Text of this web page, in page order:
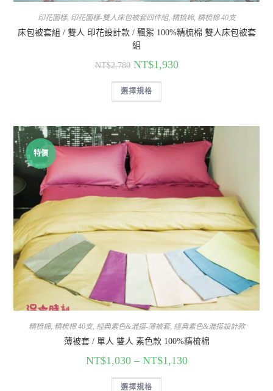
印花圖樣, 印花圖樣-雙人床包被套四件組, 精梳棉, 精梳棉 40支
床包被套組 / 雙人 印花設計款 / 飄絮 100%精梳棉 雙人床包被套
組
NT$2,780 NT$1,930
選擇規格
特價
精梳棉, 精梳棉 40支, 經典素色&混搭-薄被套, 經典素色&混搭設計款
薄被套 / 單人 雙人 素色款 100%精梳棉
NT$1,030– NT$1,130
選擇規格